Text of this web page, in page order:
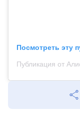
Посмотреть эту